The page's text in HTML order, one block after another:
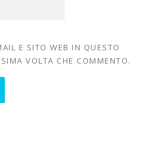
E SITO WEB IN QUESTO
VOLTA CHE COMMENTO.